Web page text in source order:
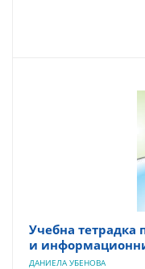
Учебна
и
ДАНИЕЛА УБЕНОВА